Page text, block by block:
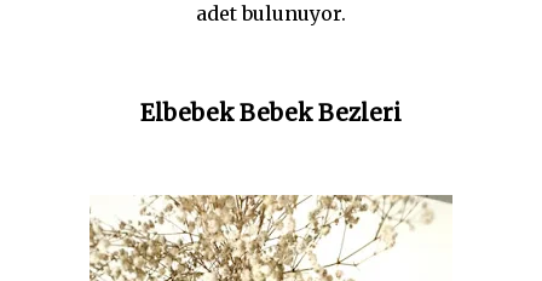
adet bulunuyor.
Elbebek Bebek Bezleri